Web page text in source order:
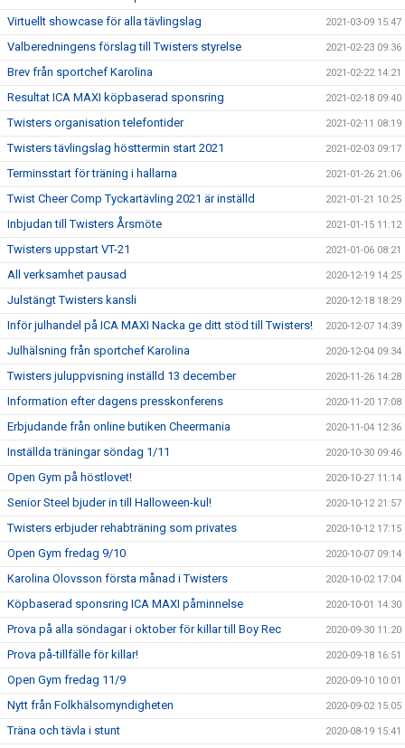
Virtuellt showcase för alla tävlingslag 2021-03-09 15:47
Valberedningens förslag till Twisters styrelse 2021-02-23 09:36
Brev från sportchef Karolina 2021-02-22 14:21
Resultat ICA MAXI köpbaserad sponsring 2021-02-18 09:40
Twisters organisation telefontider 2021-02-11 08:19
Twisters tävlingslag hösttermin start 2021 2021-02-03 09:17
Terminsstart för träning i hallarna 2021-01-26 21:06
Twist Cheer Comp Tyckartävling 2021 är inställd 2021-01-21 10:25
Inbjudan till Twisters Årsmöte 2021-01-15 11:12
Twisters uppstart VT-21 2021-01-06 08:21
All verksamhet pausad 2020-12-19 14:25
Julstängt Twisters kansli 2020-12-18 18:29
Inför julhandel på ICA MAXI Nacka ge ditt stöd till Twisters! 2020-12-07 14:39
Julhälsning från sportchef Karolina 2020-12-04 09:34
Twisters juluppvisning inställd 13 december 2020-11-26 14:28
Information efter dagens presskonferens 2020-11-20 17:08
Erbjudande från online butiken Cheermania 2020-11-04 12:36
Inställda träningar söndag 1/11 2020-10-30 09:46
Open Gym på höstlovet! 2020-10-27 11:14
Senior Steel bjuder in till Halloween-kul! 2020-10-12 21:57
Twisters erbjuder rehabträning som privates 2020-10-12 17:15
Open Gym fredag 9/10 2020-10-07 09:14
Karolina Olovsson första månad i Twisters 2020-10-02 17:04
Köpbaserad sponsring ICA MAXI påminnelse 2020-10-01 14:30
Prova på alla söndagar i oktober för killar till Boy Rec 2020-09-30 11:20
Prova på-tillfälle för killar! 2020-09-18 16:51
Open Gym fredag 11/9 2020-09-10 10:01
Nytt från Folkhälsomyndigheten 2020-09-02 15:05
Träna och tävla i stunt 2020-08-19 15:41